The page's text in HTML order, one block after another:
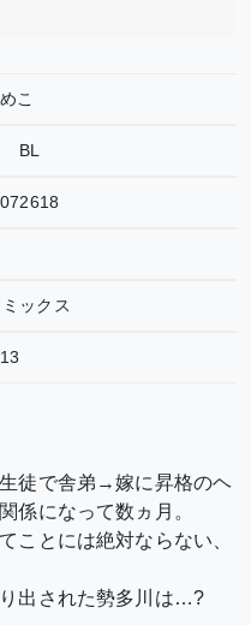
こ
BL
ックス
徒で舎弟→嫁に昇格のヘ
係になって数ヵ月。
ことには絶対ならない、
出された勢多川は…?